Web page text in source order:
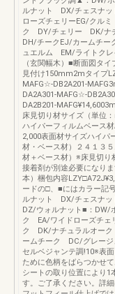
ルナット DX/チェスナ
ローズチェリーEG/クル
ク DY/チェリー DK/ナ
DH/チークEJ/カームチ
ュエルム EM/ライトク
（玄関幅木）■断面図タ
見付け150mm2mタイプ
MAFG☆-DB2A201-
DA2A301-MAFG☆-
DA2B201-
床見切り材サイズ（単位
ハイパーフィルムベース
2,000表面材サイズハイ
材・ベース材）２４１３
材＋ベース材）※床見切り
接着剤が別途必要になり
本）梱包内容
ードの□、■にはカラー記
ルナット DX/チェスナ
DZ/ウォルナット■：
ク EA/ワイドローズチェ
ク DK/ナチュラルオー
ームチーク DC/グレー
セルベジャンテ調!10※表
ために色柄をばらつかせ
シートの取り位置により1
す。ご了承ください。